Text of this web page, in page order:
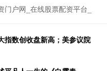
户网_在线股票配资平台_
指数创收盘新高；美参议院